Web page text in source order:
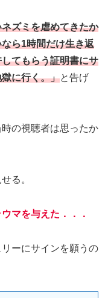
ズミを虐めてきたか
ら1時間だけ生き返
てもらう証明書にサ
に行く。」と告げ
時の視聴者は思ったか
る。
マを与えた．．．
ーにサインを願うの